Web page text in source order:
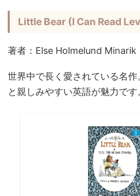
Little Bear (I Can Read
著者：Else Holmelund Minarik
世界中で長く愛されている名
と親しみやすい英語が魅力です